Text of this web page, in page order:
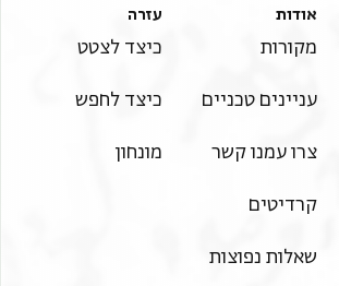
אודות
מקורות
עניינים טכניים
צרו עמנו קשר
קרדיטים
שאלות נפוצות
עזרה
כיצד לצטט
כיצד לחפש
מונחון